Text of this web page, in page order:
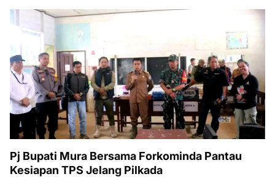
Pj Bupati Mura Bersama Forkominda Pantau
Kesiapan TPS Jelang Pilkada